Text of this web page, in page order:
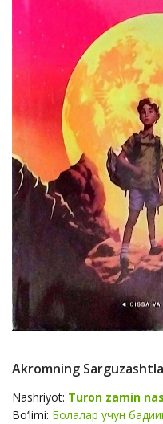
Akromning
Nashriyot: Turon zamin
Bo‘limi: Болалар учун